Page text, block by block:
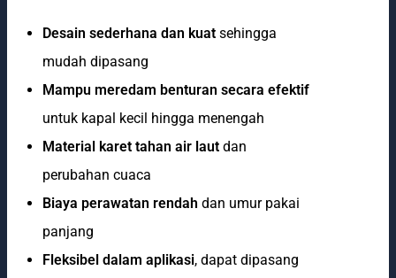
Desain sederhana dan kuat sehingga
mudah dipasang
Mampu meredam benturan secara efektif
untuk kapal kecil hingga menengah
Material karet tahan air laut dan
perubahan cuaca
Biaya perawatan rendah dan umur pakai
panjang
Fleksibel dalam aplikasi, dapat dipasang